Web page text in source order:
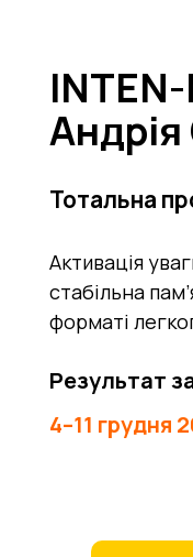
Тотальна
Активація
стабільна
форматі
Результат
4–11 грудня